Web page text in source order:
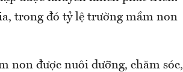
trong đó tỷ lệ trường mầm non
non được nuôi dưỡng, chăm sóc,